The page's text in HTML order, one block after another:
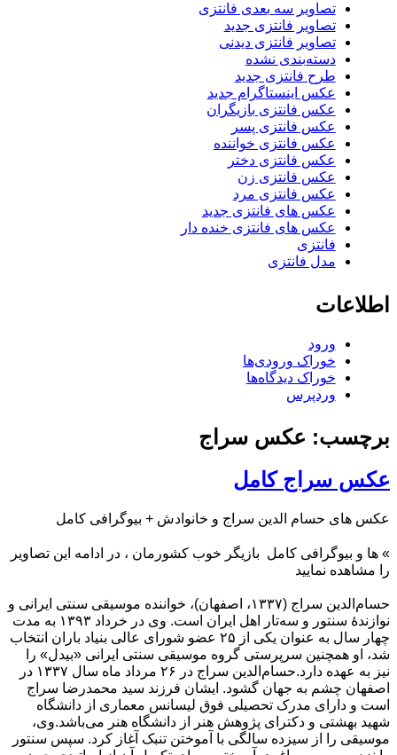
تصاویر سه بعدی فانتزی
تصاویر فانتزی جدید
تصاویر فانتزی دیدنی
دسته‌بندی نشده
طرح فانتزی جدید
عکس اینستاگرام جدید
عکس فانتزی بازیگران
عکس فانتزی پسر
عکس فانتزی خواننده
عکس فانتزی دختر
عکس فانتزی زن
عکس فانتزی مرد
عکس های فانتزی جدید
عکس های فانتزی خنده دار
فانتزی
مدل فانتزی
اطلاعات
ورود
خوراک ورودی‌ها
خوراک دیدگاه‌ها
وردپرس
برچسب: عکس سراج
عکس سراج کامل
عکس های حسام الدین سراج و خانوادش + بیوگرافی کامل
» ها و بیوگرافی کامل بازیگر خوب کشورمان ، در ادامه این تصاویر
را مشاهده نمایید
حسام‌الدین سراج (۱۳۳۷، اصفهان)، خواننده موسیقی سنتی ایرانی و
نوازندهٔ سنتور و سه‌تار اهل ایران است. وی در خرداد ۱۳۹۳ به مدت
چهار سال به عنوان یکی از ۲۵ عضو شورای عالی بنیاد باران انتخاب
شد، او همچنین سرپرستی گروه موسیقی سنتی ایرانی «بیدل» را
نیز به عهده دارد.حسام‌الدین سراج در ۲۶ مرداد ماه سال ۱۳۳۷ در
اصفهان چشم به جهان گشود. ایشان فرزند سید محمدرضا سراج
است و دارای مدرک تحصیلی فوق لیسانس معماری از دانشگاه
شهید بهشتی و دکترای پژوهش هنر از دانشگاه هنر می‌باشد.وی،
موسیقی را از سیزده سالگی با آموختن تنبک آغاز کرد. سپس سنتور